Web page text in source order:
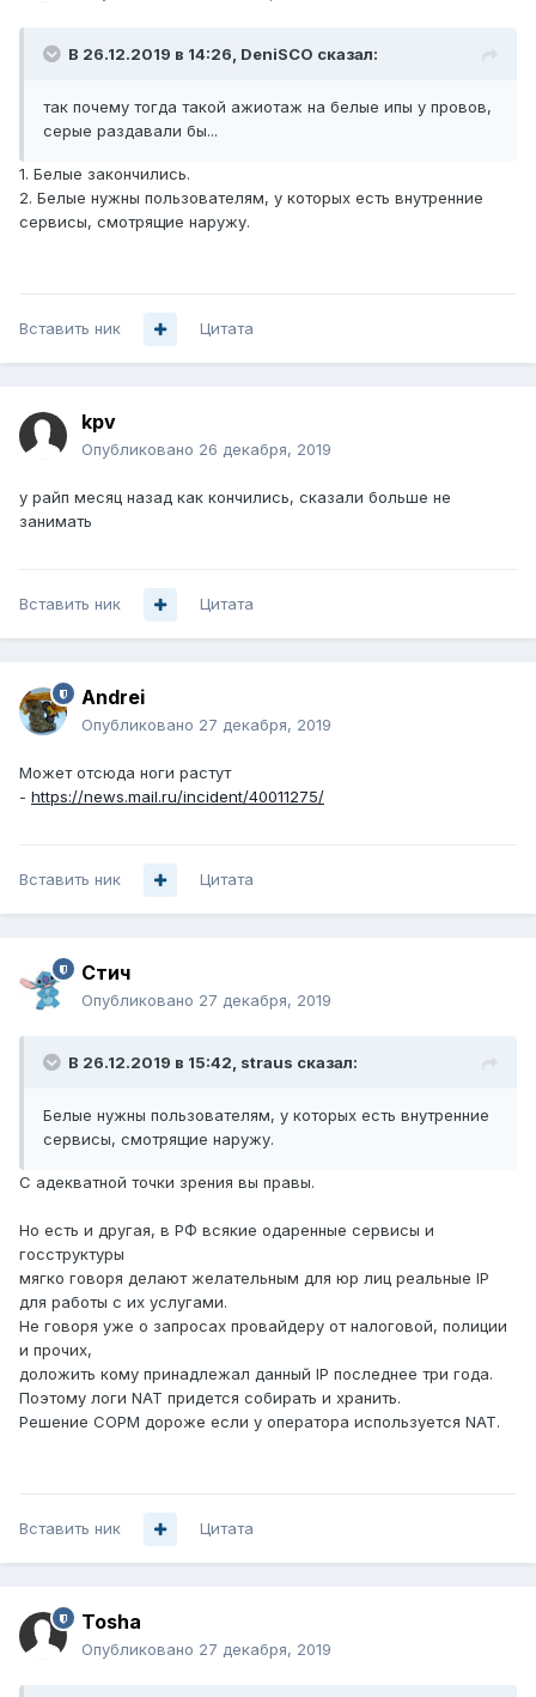
В 26.12.2019 в 14:26, DeniSCO сказал:
так почему тогда такой ажиотаж на белые ипы у провов,
серые раздавали бы...
1. Белые закончились.
2. Белые нужны пользователям, у которых есть внутренние
сервисы, смотрящие наружу.
Вставить ник Цитата
kpv
Опубликовано 26 декабря, 2019
у райп месяц назад как кончились, сказали больше не
занимать
Вставить ник Цитата
Andrei
Опубликовано 27 декабря, 2019
Может отсюда ноги растут
- https://news.mail.ru/incident/40011275/
Вставить ник Цитата
Стич
Опубликовано 27 декабря, 2019
В 26.12.2019 в 15:42, straus сказал:
Белые нужны пользователям, у которых есть внутренние
сервисы, смотрящие наружу.
С адекватной точки зрения вы правы.
Но есть и другая, в РФ всякие одаренные сервисы и
госструктуры
мягко говоря делают желательным для юр лиц реальные IP
для работы с их услугами.
Не говоря уже о запросах провайдеру от налоговой, полиции
и прочих,
доложить кому принадлежал данный IP последнее три года.
Поэтому логи NAT придется собирать и хранить.
Решение СОРМ дороже если у оператора используется NAT.
Вставить ник Цитата
Tosha
Опубликовано 27 декабря, 2019